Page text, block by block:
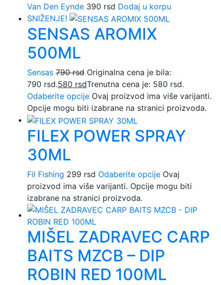
Van Den Eynde 390 rsd Dodaj u korpu
SNIŽENJE!
SENSAS AROMIX
500ML
Sensas 790rsd Originalna cena je bila:
790 rsd.580 rsdTrenutna cena je: 580 rsd.
Odaberite opcije Ovaj proizvod ima više varijanti.
Opcije mogu biti izabrane na stranici proizvoda.
FILEX POWER SPRAY
30ML
Fil Fishing 299 rsd Odaberite opcije Ovaj
proizvod ima više varijanti. Opcije mogu biti
izabrane na stranici proizvoda.
MIŠEL ZADRAVEC CARP
BAITS MZCB – DIP
ROBIN RED 100ML